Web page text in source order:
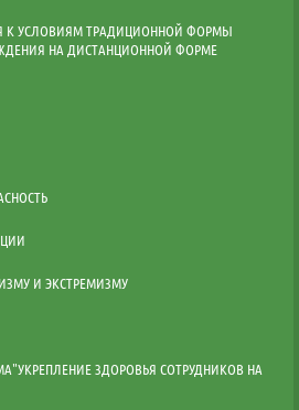
К УСЛОВИЯМ ТРАДИЦИОННОЙ ФОРМЫ
НА ДИСТАНЦИОННОЙ ФОРМЕ
И ЭКСТРЕМИЗМУ
ЗДОРОВЬЯ СОТРУДНИКОВ НА